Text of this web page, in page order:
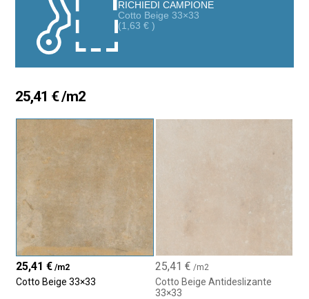
RICHIEDI CAMPIONE
Cotto Beige 33×33
(1,63 € )
25,41 €/m2
25,41€ /m2
Cotto Beige 33×33
25,41 € /m2
Cotto Beige Antideslizante
33×33